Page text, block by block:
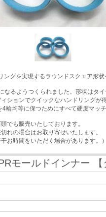
ングを実現するラウンドスクエア形状
るようつくられました。形状はタ
ションでクイックなハンドリングが
均等に保つためにすべて硬度マッ
頭でも販売いたしております。
れの場合はお取り寄せいたします。
干お時間をいただく場合があります。）
モールドインナー 【